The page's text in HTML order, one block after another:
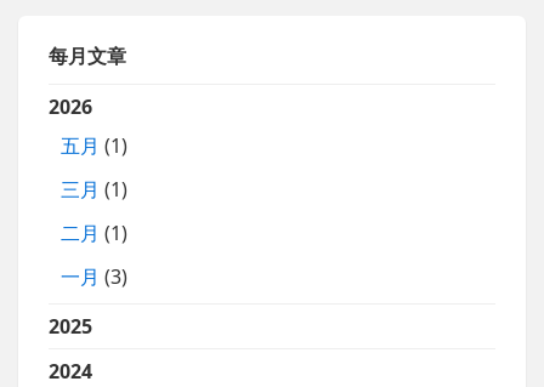
每月文章
2026
五月 (1)
三月 (1)
二月 (1)
一月 (3)
2025
2024